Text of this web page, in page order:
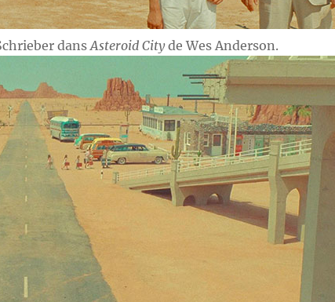
dansAsteroid Cityde Wes Anderson.